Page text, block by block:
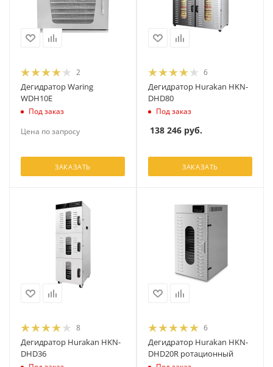
2
Дегидратор Waring
WDH10E
Под заказ
Цена по запросу
ЗАКАЗАТЬ
6
Дегидратор Hurakan HKN-
DHD80
Под заказ
138 246 руб.
ЗАКАЗАТЬ
8
Дегидратор Hurakan HKN-
DHD36
6
Дегидратор Hurakan HKN-
DHD20R ротационный